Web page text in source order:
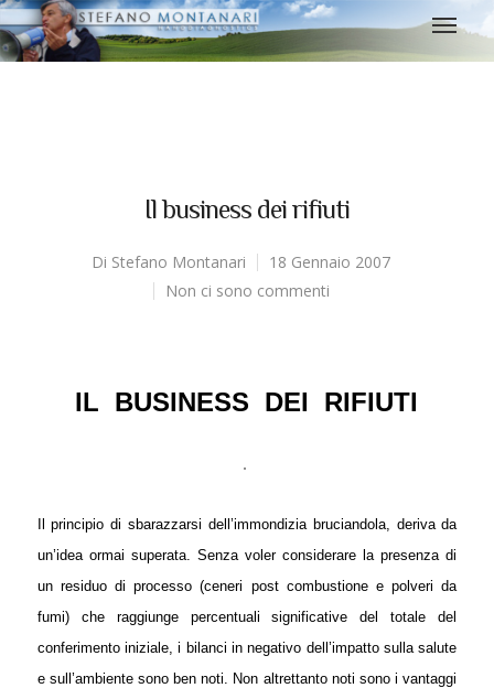
Il business dei rifiuti
Di Stefano Montanari
18 Gennaio 2007
Non ci sono commenti
IL BUSINESS DEI RIFIUTI
.
Il principio di sbarazzarsi dell’immondizia bruciandola, deriva da
un’idea ormai superata. Senza voler considerare la presenza di
un residuo di processo (ceneri post combustione e polveri da
fumi) che raggiunge percentuali significative del totale del
conferimento iniziale, i bilanci in negativo dell’impatto sulla salute
e sull’ambiente sono ben noti. Non altrettanto noti sono i vantaggi